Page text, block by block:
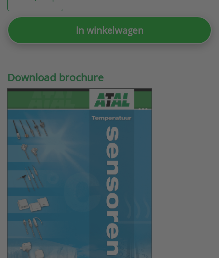
In winkelwagen
Download brochure